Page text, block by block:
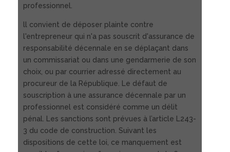
professionnel.
ll convient de déposer plainte contre
l'entrepreneur qui n'a pas souscrit d'assurance de
responsabilité décennale en se déplaçant dans
un commissariat ou dans une gendarmerie de son
choix, ou par courrier adressé directement au
procureur de la République. Le défaut de
souscription à une assurance décennale par un
professionnel est considéré comme un délit
pénal. Les sanctions sont prévues à l’article L243-
3 du code de construction. Suivant les
dispositions de cette loi, ce manquement est